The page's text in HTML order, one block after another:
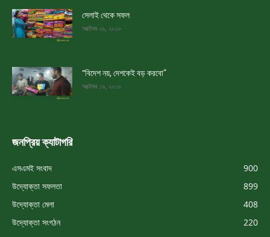
সেলাই থেকে সফল
অক্টোবর ২৯, ২০১৮
“বিদেশ নয়, দেশকেই বড় করবো”
অক্টোবর ১৯, ২০১৮
জনপ্রিয় ক্যাটাগরি
এসএমই সংবাদ
900
উদ্যোক্তা সফলতা
899
উদ্যোক্তা মেলা
408
উদ্যোক্তা সংগঠন
220